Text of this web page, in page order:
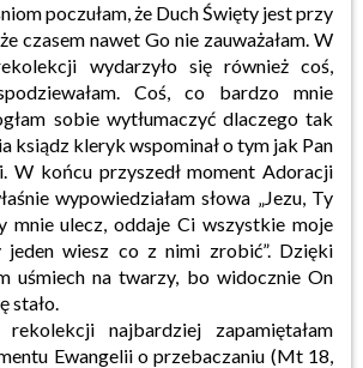
poczułam, że Duch Święty jest przy
czasem nawet Go nie zauważałam. W
wydarzyło się również coś,
Coś, co bardzo mnie
sobie wytłumaczyć dlaczego tak
ksiądz kleryk wspominał o tym jak Pan
W końcu przyszedł moment Adoracji
wypowiedziałam słowa „Jezu, Ty
mnie ulecz, oddaje Ci wszystkie moje
wiesz co z nimi zrobić”. Dzięki
uśmiech na twarzy, bo widocznie On
stało.
najbardziej zapamiętałam
Ewangelii o przebaczaniu (Mt 18,